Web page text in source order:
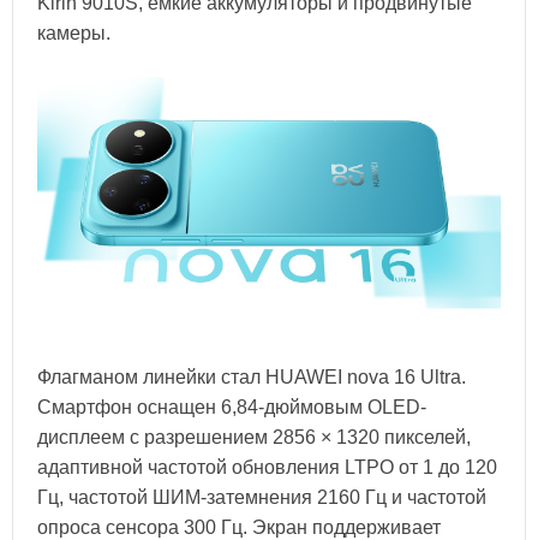
камеры.
Флагманом линейки стал HUAWEI nova 16 Ultra.
Смартфон оснащен 6,84-дюймовым OLED-
дисплеем с разрешением 2856 × 1320 пикселей,
адаптивной частотой обновления LTPO от 1 до 120
Гц, частотой ШИМ-затемнения 2160 Гц и частотой
опроса сенсора 300 Гц. Экран поддерживает